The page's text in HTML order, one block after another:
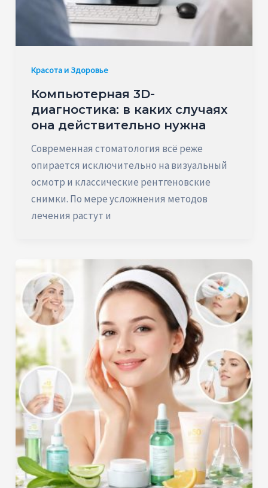
Красота и Здоровье
Компьютерная 3D-
диагностика: в каких случаях
она действительно нужна
Современная стоматология всё реже
опирается исключительно на визуальный
осмотр и классические рентгеновские
снимки. По мере усложнения методов
лечения растут и